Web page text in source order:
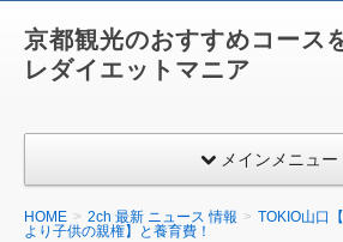
京都観光のおすすめコース
レダイエットマニア
メインメニュー
HOME 2ch 最新 ニュース 情報
TOKIO山口
より子供の親権】と養育費！